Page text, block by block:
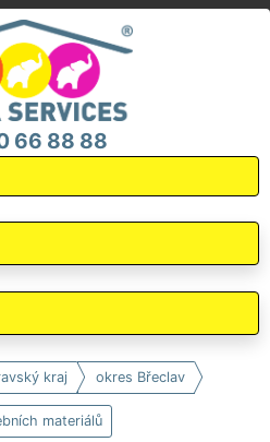
66 88 88
kraj okres Břeclav
materiálů